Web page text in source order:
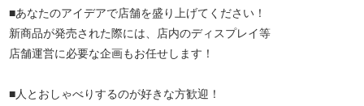
■あなたのアイデアで店舗を盛り上げてください！
新商品が発売された際には、店内のディスプレイ等
店舗運営に必要な企画もお任せします！
■人とおしゃべりするのが好きな方歓迎！